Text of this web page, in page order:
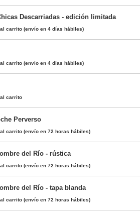
Descarriadas - edición limitada
carrito (envío en 4 días hábiles)
carrito (envío en 4 días hábiles)
carrito
Perverso
carrito (envío en 72 horas hábiles)
del Río - rústica
carrito (envío en 72 horas hábiles)
del Río - tapa blanda
carrito (envío en 72 horas hábiles)